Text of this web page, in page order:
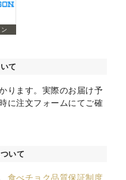
て
ります。実際のお届け予
に注文フォームにてご確
いて
食べチョク品質保証制度